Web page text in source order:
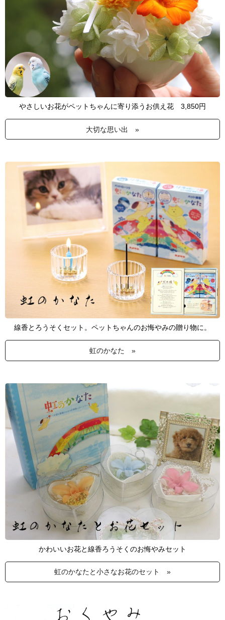
やさしいお花がペットちゃんに寄り添うお供え花 3,850円
大切な思い出 »
線香とろうそくセット。ペットちゃんのお悔やみの贈り物に。
虹のかなた »
かわいいお花と線香ろうそくのお悔やみセット
虹のかなたと小さなお花のセット »